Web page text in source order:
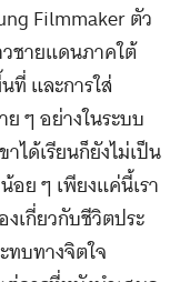
Filmmaker ตัว
ชายแดนภาคใต้
และการใส่
ๆ อย่างในระบบ
ได้เรียนก็ยังไม่เป็น
ย ๆ เพียงแค่นี้เรา
งเกี่ยวกับชีวิตประ
บทางจิตใจ